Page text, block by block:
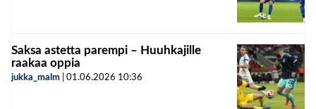
Saksa astetta parempi – Huuhkajille
raakaa oppia
jukka_malm 01.06.2026 10:36